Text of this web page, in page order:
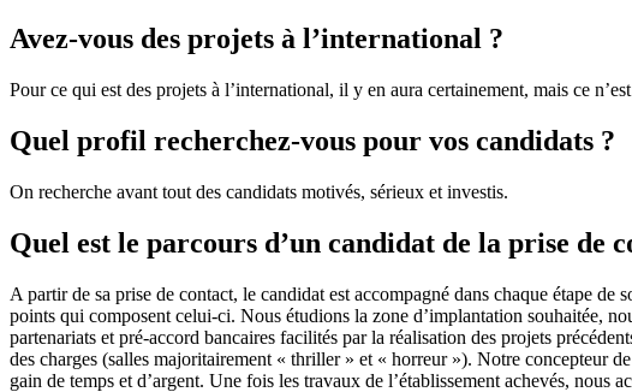
Avez-vous des projets à l’international ?
Pour ce qui est des projets à l’international, il y en aura certainement, mais ce
Quel profil recherchez-vous pour vos candidats ?
On recherche avant tout des candidats motivés, sérieux et investis.
Quel est le parcours d’un candidat de la prise de
A partir de sa prise de contact, le candidat est accompagné dans chaque étape
points qui composent celui-ci. Nous étudions la zone d’implantation souhaitée,
partenariats et pré-accord bancaires facilités par la réalisation des projets
des charges (salles majoritairement « thriller » et « horreur »). Notre concepteur
gain de temps et d’argent. Une fois les travaux de l’établissement achevés,